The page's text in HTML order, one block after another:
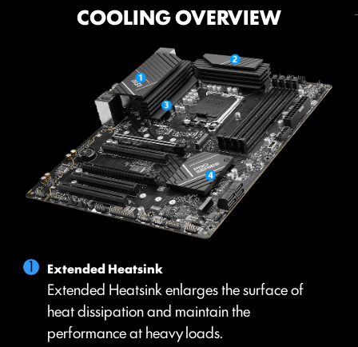
COOLING OVERVIEW
Extended Heatsink
Extended Heatsink enlarges the surface of
heat dissipation and maintain the
performance at heavy loads.
12+1+1 POWER DESIGN
Unleash and sustain the maximum performance with
a VRM design built with a total of 12+1+1 power
design. Combining dual power connectors and
exclusive Core Boost technology, MSI PRO Series
motherboards are ready to sustain heavy daily work.
12
PHASE
CORE POWER
DRPS / P-
PAK
1
PHASE
AUX
POWER
1
PHASE
EZ M.2 CLIP
นวัตกรรมใหม่ของ MSI "EZ M.2 CLIP" ช่วยให้คุณสามารถ
ติดตั้ง M.2 SSD ได้อย่างสะดวกรวดเร็วและง่ายดาย